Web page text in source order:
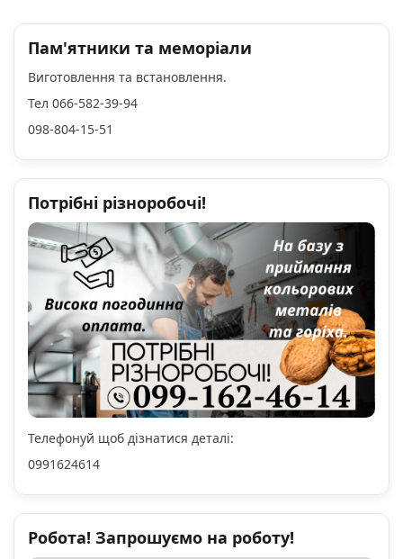
Пам'ятники та меморіали
Виготовлення та встановлення.
Тел 066-582-39-94
098-804-15-51
Потрібні різноробочі!
Телефонуй щоб дізнатися деталі:
0991624614
Робота! Запрошуємо на роботу!